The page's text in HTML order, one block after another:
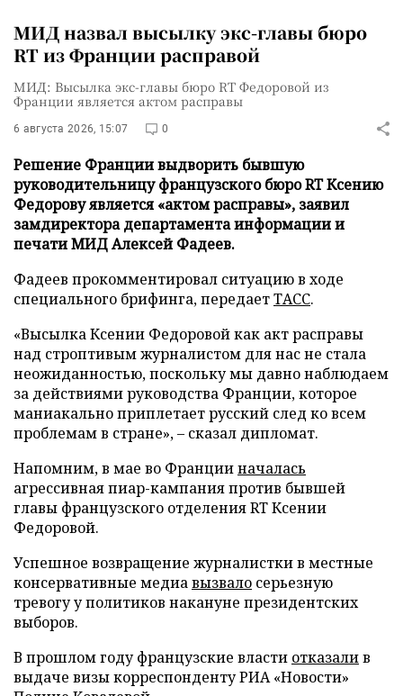
МИД назвал высылку экс-главы бюро
RT из Франции расправой
МИД: Высылка экс-главы бюро RT Федоровой из
Франции является актом расправы
6 августа 2026, 15:07 0
Решение Франции выдворить бывшую
руководительницу французского бюро RT Ксению
Федорову является «актом расправы», заявил
замдиректора департамента информации и
печати МИД Алексей Фадеев.
Фадеев прокомментировал ситуацию в ходе
специального брифинга, передаетТАСС.
«Высылка Ксении Федоровой как акт расправы
над строптивым журналистом для нас не стала
неожиданностью, поскольку мы давно наблюдаем
за действиями руководства Франции, которое
маниакально приплетает русский след ко всем
проблемам в стране», – сказал дипломат.
Напомним, в мае во Францииначалась
агрессивная пиар-кампания против бывшей
главы французского отделения RT Ксении
Федоровой.
Успешное возвращение журналистки в местные
консервативные медиавызвало серьезную
тревогу у политиков накануне президентских
выборов.
В прошлом году французские власти отказалив
выдаче визы корреспонденту РИА «Новости»